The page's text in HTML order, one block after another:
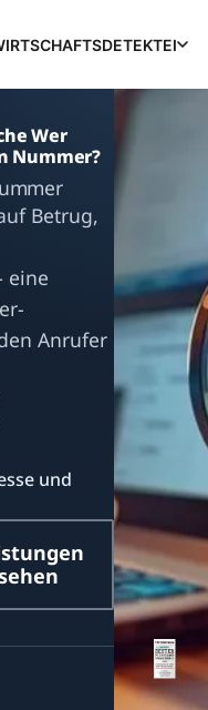
Wer
Nummer?
Betrug,
eine
Anrufer
und